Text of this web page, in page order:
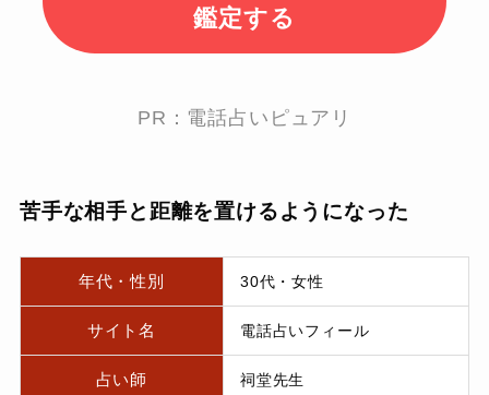
鑑定する
PR：電話占いピュアリ
苦手な相手と距離を置けるようになった
年代・性別 30代・女性
サイト名 電話占いフィール
占い師 祠堂先生